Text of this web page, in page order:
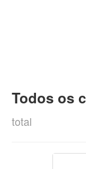
Todos os
total